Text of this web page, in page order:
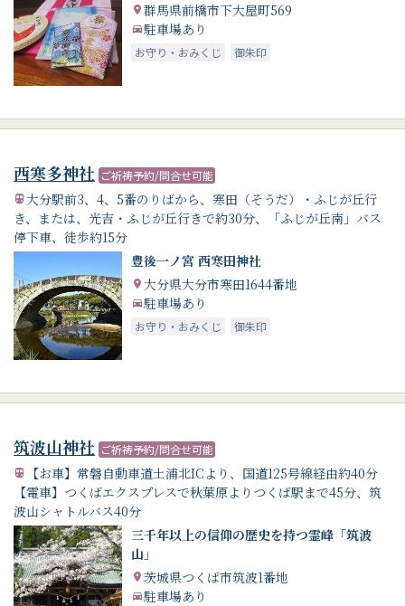
群馬県前橋市下大屋町569
駐車場あり
お守り・おみくじ 御朱印
西寒多神社 ご祈祷予約/問合せ可能
大分駅前3、4、5番のりばから、寒田（そうだ）・ふじが丘行
き、または、光吉・ふじが丘行きで約30分、「ふじが丘南」バス
停下車、徒歩約15分
豊後一ノ宮 西寒田神社
大分県大分市寒田1644番地
駐車場あり
お守り・おみくじ 御朱印
筑波山神社 ご祈祷予約/問合せ可能
【お車】常磐自動車道土浦北ICより、国道125号線経由約40分
【電車】つくばエクスプレスで秋葉原よりつくば駅まで45分、筑
波山シャトルバス40分
三千年以上の信仰の歴史を持つ霊峰「筑波
山」
茨城県つくば市筑波1番地
駐車場あり